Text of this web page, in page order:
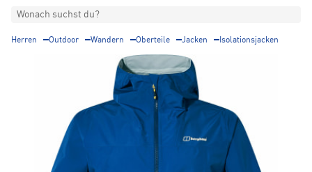
Wonach suchst du?
Herren Outdoor Wandern Oberteile Jacken Isolationsjacken